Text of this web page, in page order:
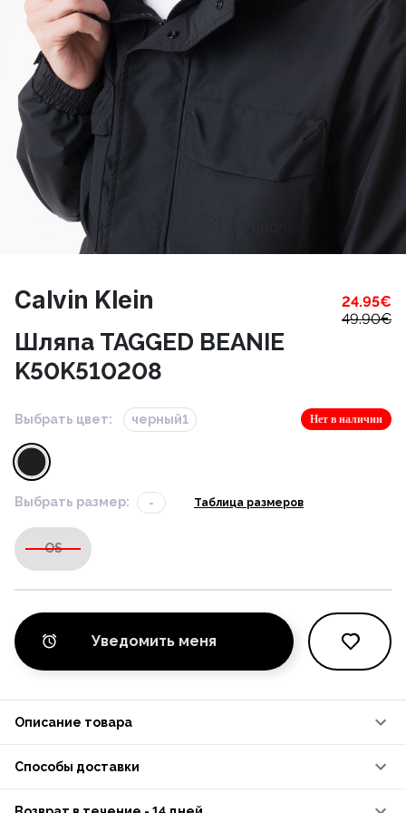
Calvin Klein 24.95€
49.90€
Шляпа TAGGED BEANIE
K50K510208
Выбрать цвет: черный1 Нет в наличии
Выбрать размер: - Таблица размеров
OS
Уведомить меня
Описание товара
Способы доставки